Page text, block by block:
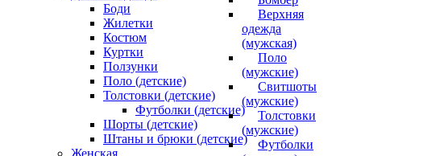
Верхняя
одежда
(мужская)
Поло
(мужские)
Свитшоты
(мужские)
Толстовки
(мужские)
Футболки
Боди
Жилетки
Костюм
Куртки
Ползунки
Поло (детские)
Толстовки (детские)
Футболки (детские)
Шорты (детские)
Штаны и брюки (детские)